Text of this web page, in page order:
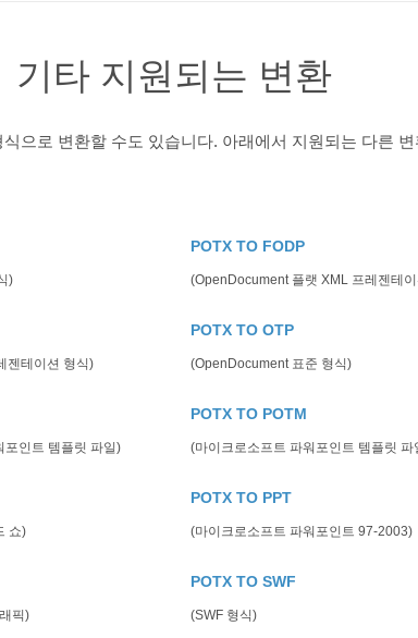
기타 지원되는 변환
으로 변환할 수도 있습니다. 아래에서 지원되는 다른
)
POTX TO FODP
(OpenDocument 플랫 XML 프레젠테
젠테이션 형식)
POTX TO OTP
(OpenDocument 표준 형식)
포인트 템플릿 파일)
POTX TO POTM
(마이크로소프트 파워포인트 템플릿 파
쇼)
POTX TO PPT
(마이크로소프트 파워포인트 97-2003)
픽)
POTX TO SWF
(SWF 형식)